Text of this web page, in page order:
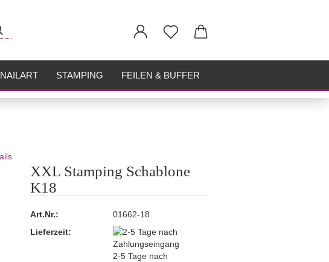
NAILART STAMPING FEILEN & BUFFER
XXL Stamping Schablone
K18
Art.Nr.:
01662-18
Lieferzeit:
2-5 Tage nach